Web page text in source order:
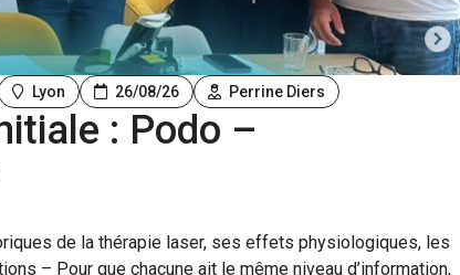
Lyon 26/08/26 Perrine Diers
: Podo –
de la thérapie laser, ses effets physiologiques, les
– Pour que chacune ait le même niveau d’information,